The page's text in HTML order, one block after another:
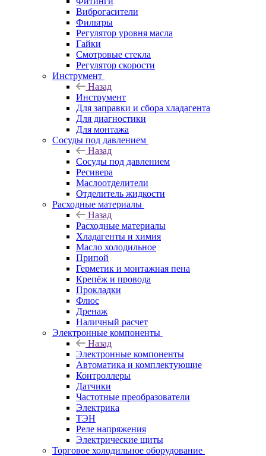
Виброгасители
Фильтры
Регулятор уровня масла
Гайки
Смотровые стекла
Регулятор скорости
Инструмент
Назад
Инструмент
Для заправки и сбора хладагента
Для диагностики
Для монтажа
Сосуды под давлением
Назад
Сосуды под давлением
Ресивера
Маслоотделители
Отделитель жидкости
Расходные материалы
Назад
Расходные материалы
Хладагенты и химия
Масло холодильное
Припой
Герметик и монтажная пена
Крепёж и провода
Прокладки
Флюс
Дренаж
Наличный расчет
Электронные компоненты
Назад
Электронные компоненты
Автоматика и комплектующие
Контроллеры
Датчики
Частотные преобразователи
Электрика
ТЭН
Реле напряжения
Электрические щиты
Торговое холодильное оборудование